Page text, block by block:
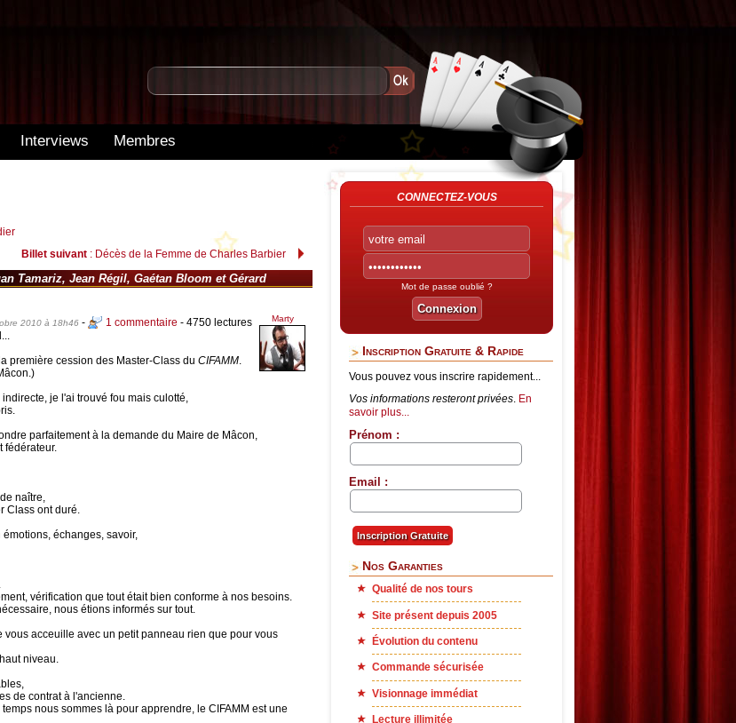
Interviews Membres
Billet suivant : Décès de la Femme de Charles Barbier
Tamariz, Jean Régil, Gaétan Bloom et Gérard
Marty
2010 à 18h46 - 1 commentaire - 4750 lectures
première cession des Master-Class du CIFAMM.
je l'ai trouvé fou mais culotté,
parfaitement à la demande du Maire de Mâcon,
fédérateur.
naître,
Class ont duré.
échanges, savoir,
vérification que tout était bien conforme à nos besoins.
nous étions informés sur tout.
acceuille avec un petit panneau rien que pour vous
niveau.
de contrat à l'ancienne.
nous sommes là pour apprendre, le CIFAMM est une
CONNECTEZ-VOUS
Mot de passe oublié ?
Inscription Gratuite & Rapide
Vous pouvez vous inscrire rapidement...
Vos informations resteront privées. En
savoir plus...
Prénom :
Email :
Nos Garanties
Qualité de nos tours
Site présent depuis 2005
Évolution du contenu
Commande sécurisée
Visionnage immédiat
Lecture illimitée